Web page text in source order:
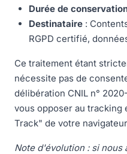
Durée de
Destinataire :
RGPD certifié,
Ce traitement étant
nécessite pas de
délibération CNIL n°
vous opposer au tracking
Track" de votre
Note d'évolution : si nous